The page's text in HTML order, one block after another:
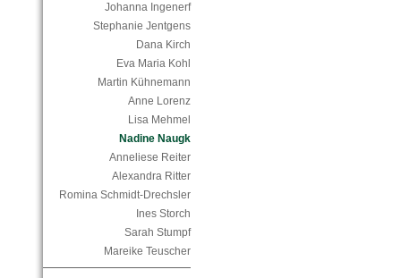
Johanna Ingenerf
Stephanie Jentgens
Dana Kirch
Eva Maria Kohl
Martin Kühnemann
Anne Lorenz
Lisa Mehmel
Nadine Naugk
Anneliese Reiter
Alexandra Ritter
Romina Schmidt-Drechsler
Ines Storch
Sarah Stumpf
Mareike Teuscher